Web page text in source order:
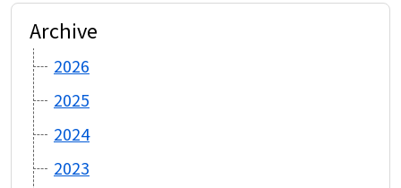
Archive
2026
2025
2024
2023